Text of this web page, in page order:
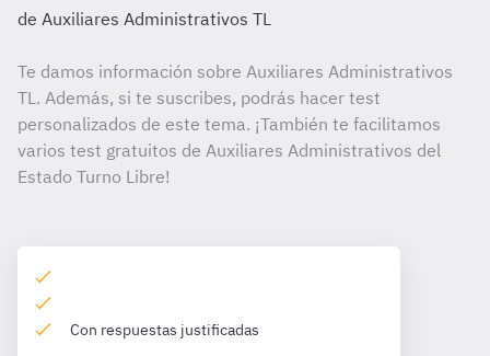
de Auxiliares Administrativos TL
Te damos información sobre Auxiliares Administrativos
TL. Además, si te suscribes, podrás hacer test
personalizados de este tema. ¡También te facilitamos
varios test gratuitos de Auxiliares Administrativos del
Estado Turno Libre!
Con respuestas justificadas